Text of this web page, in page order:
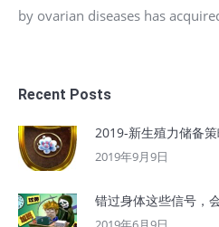
by ovarian diseases has
Recent Posts
2019-新生殖力储备
2019年9月9日
错过身体这些信号，